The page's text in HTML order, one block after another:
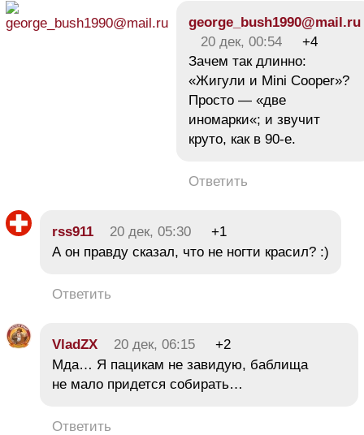
george_bush1990@mail.ru
20 дек, 00:54
+4
Зачем так длинно:
«Жигули и Mini Cooper»?
Просто — «две
иномарки«; и звучит
круто, как в 90-е.
Ответить
rss911 20 дек, 05:30
+1
А он правду сказал, что не ногти красил? :)
Ответить
VladZX 20 дек, 06:15
+2
Мда… Я пацикам не завидую, баблища
не мало придется собирать…
Ответить